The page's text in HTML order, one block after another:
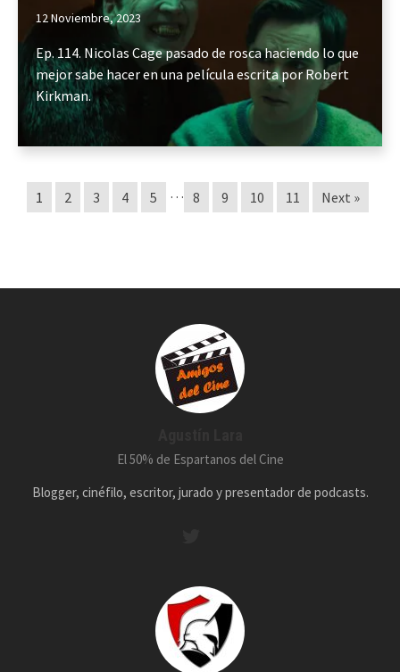
12 Noviembre, 2023
Ep. 114. Nicolas Cage pasado de rosca haciendo lo que
mejor sabe hacer en una película escrita por Robert
Kirkman.
1 2 3 4 5 … 8 9 10 11 Next »
El 50% de Espartanos del Cine
Blogger, cinéfilo, escritor, jurado y presentador de podcasts.